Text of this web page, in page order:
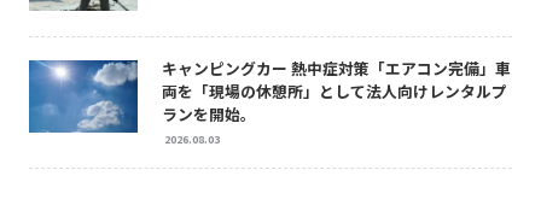
キャンピングカー 熱中症対策「エアコン完備」車
両を「現場の休憩所」として法人向けレンタルプ
ランを開始。
2026.08.03